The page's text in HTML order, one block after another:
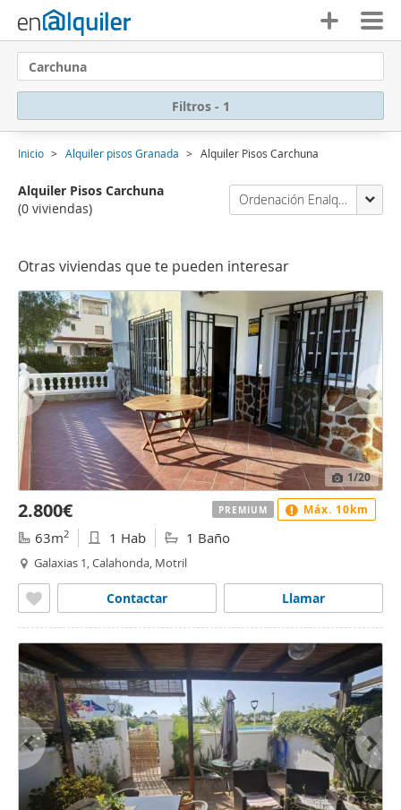
Carchuna
Filtros - 1
Inicio Alquiler pisos Granada Alquiler Pisos Carchuna
Alquiler Pisos Carchuna
(0 viviendas)
Ordenación Enalquiler
Otras viviendas que te pueden interesar
1/20
2.800€
63m2 1 Hab 1 Baño
Galaxias 1, Calahonda, Motril
Llamar
Contactar
PREMIUM Máx. 10km